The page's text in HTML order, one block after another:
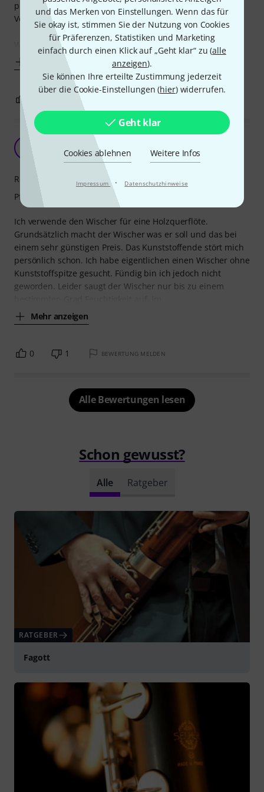
und das Merken von Einstellungen. Wenn das für
Sie okay ist, stimmen Sie der Nutzung von Cookies
für Präferenzen, Statistiken und Marketing
einfach durch einen Klick auf „Geht klar“ zu (alle
anzeigen).
Sie können Ihre erteilte Zustimmung jederzeit
über die Cookie-Einstellungen (hier) widerrufen.
Geht klar
Cookies ablehnen Weitere Infos
Impressum · Datenschutzhinweise
problematisch, Gefahr der Selbstenzündung bei der
Verwendung von Leinöl).
Was mir nicht
Mehr anzeigen
Empfehlung mit Einschränkungen
Greeneyed 16.02.2021
Ich verwende den Wischer für eine Holzquerflöte.
Grundsätzlich macht der Wischer was er soll und das bei
einem sehr günstigen Preis. Das Kunststoffende stört mich
persönlich schon. Ich habe eigentlichen einen Wischer ohne
Kunststoffspitze gesucht. Fündig bin ich jedoch nicht
geworden. Leider saugt der Wischer nur bis zu einem
Mehr anzeigen
Reinigungswirkung
Pflegewirkung
0 1 BEWERTUNG MELDEN
Alle Bewertungen lesen
Schon gewusst?
Alle Ratgeber
RATGEBER
Fagott